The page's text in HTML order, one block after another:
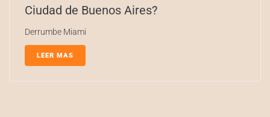
Ciudad de Buenos Aires?
Derrumbe Miami
LEER MAS